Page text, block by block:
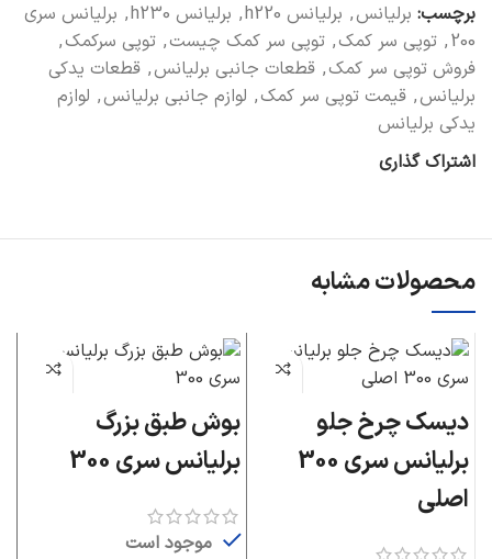
برچسب: برلیانس, برلیانس h220 , برلیانس h230 , برلیانس سری
200
, توپی سر کمک, توپی سر کمک چیست, توپی سرکمک,
فروش توپی سر کمک, قطعات جانبی برلیانس, قطعات یدکی
برلیانس, قیمت توپی سر کمک, لوازم جانبی برلیانس, لوازم
یدکی برلیانس
اشتراک گذاری
محصولات مشابه
دیسک چرخ جلو
برلیانس سری 300
اصلی
بوش طبق بزرگ
برلیانس سری 300
موجود است